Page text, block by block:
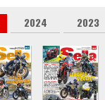
2024 2023